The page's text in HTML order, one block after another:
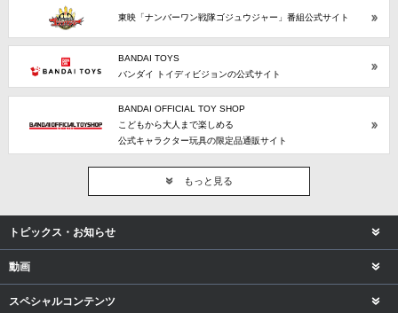
東映「ナンバーワン戦隊ゴジュウジャー」番組公式サイト
BANDAI TOYS
バンダイ トイディビジョンの公式サイト
BANDAI OFFICIAL TOY SHOP
こどもから大人まで楽しめる
公式キャラクター玩具の限定品通販サイト
もっと見る
トピックス・お知らせ
動画
スペシャルコンテンツ